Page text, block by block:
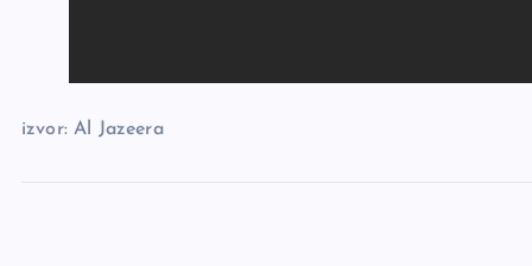
izvor: Al Jazeera